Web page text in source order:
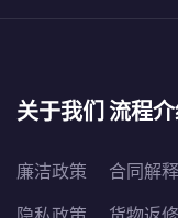
关于我们
廉洁政策
流程
合同解释